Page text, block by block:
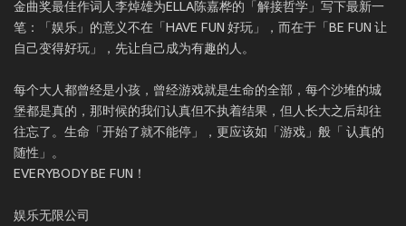
金曲奖最佳作词人李焯雄为ELLA陈嘉桦的「解接哲学」写下最新一
笔：「娱乐」的意义不在「HAVE FUN 好玩」，而在于「BE FUN 让
自己变得好玩」，先让自己成为有趣的人。
每个大人都曾经是小孩，曾经游戏就是生命的全部，每个沙堆的城
堡都是真的，那时候的我们认真但不执着结果，但人长大之后却往
往忘了。生命「开始了就不能停」，更应该如「游戏」般「 认真的
随性」。
EVERYBODY BE FUN！
娱乐无限公司